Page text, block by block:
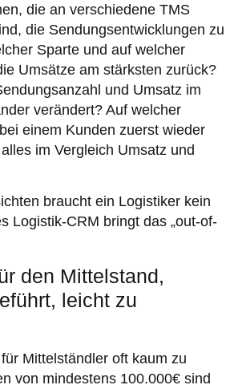
die an verschiedene TMS
die Sendungsentwicklungen zu
Sparte und auf welcher
Umsätze am stärksten zurück?
und Umsatz im
verändert? Auf welcher
einem Kunden zuerst wieder
im Vergleich Umsatz und
braucht ein Logistiker kein
Logistik-CRM bringt das „out-of-
den Mittelstand,
leicht zu
Mittelständler oft kaum zu
von mindestens 100.000€ sind